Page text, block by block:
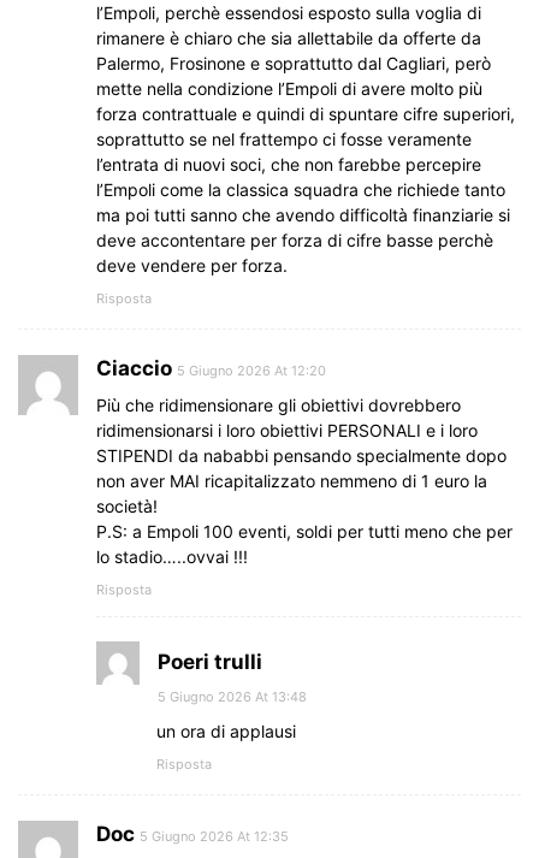
l’Empoli, perchè essendosi esposto sulla voglia di
rimanere è chiaro che sia allettabile da offerte da
Palermo, Frosinone e soprattutto dal Cagliari, però
mette nella condizione l’Empoli di avere molto più
forza contrattuale e quindi di spuntare cifre superiori,
soprattutto se nel frattempo ci fosse veramente
l’entrata di nuovi soci, che non farebbe percepire
l’Empoli come la classica squadra che richiede tanto
ma poi tutti sanno che avendo difficoltà finanziarie si
deve accontentare per forza di cifre basse perchè
deve vendere per forza.
Risposta
Ciaccio 5 Giugno 2026 At 12:20
Più che ridimensionare gli obiettivi dovrebbero
ridimensionarsi i loro obiettivi PERSONALI e i loro
STIPENDI da nababbi pensando specialmente dopo
non aver MAI ricapitalizzato nemmeno di 1 euro la
società!
P.S: a Empoli 100 eventi, soldi per tutti meno che per
lo stadio…..ovvai !!!
Risposta
Poeri trulli
5 Giugno 2026 At 13:48
un ora di applausi
Risposta
Doc 5 Giugno 2026 At 12:35